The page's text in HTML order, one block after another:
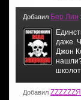
Добавил Бер Лин
даже.
Джон
Добавил